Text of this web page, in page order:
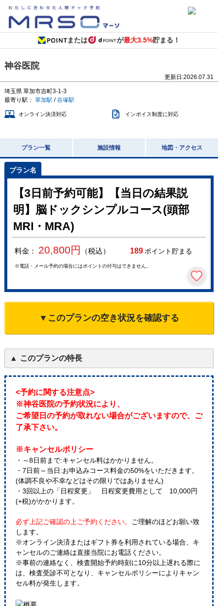
または が最大3.5%貯まる！
神谷医院
更新日:2026.07.31
埼玉県 草加市吉町3-1-3
最寄り駅： 草加駅 /谷塚駅
オンライン決済対応 インボイス制度に対応
プラン一覧 施設情報 地図・アクセス
【3日前予約可能】【当日の結果説
明】脳ドックシンプルコース(頭部
MRI・MRA)
料金： 20,800円 （税込） 189ポイント貯まる
※電話・メール予約の場合にはポイントの付与はできません。
▼このプランの空き状況を確認する
このプランの特長
<予約に関する注意点>
※神谷医院の予約状況により、
ご希望日の予約が取れない場合がございますので、ご
了承下さい。
※キャンセルポリシー
・～8日前まで:キャンセル料はかかりません。
・7日前～当日:お申込みコース料金の50%をいただきます。
(体調不良や不幸などはその限りではありません)
・3回以上の「日程変更」 日程変更費用として 10,000円
(+税)がかかります。
必ず上記ご確認の上ご予約ください。 ご理解のほどお願い致
します。
※オンライン決済またはギフト券を利用されている場合、キ
ャンセルのご連絡は直接当院にお電話ください。
※事前の連絡なく、検査開始予約時刻に10分以上遅れる際に
は、検査受診不可となり、キャンセルポリシーによりキャン
セル料が発生します。